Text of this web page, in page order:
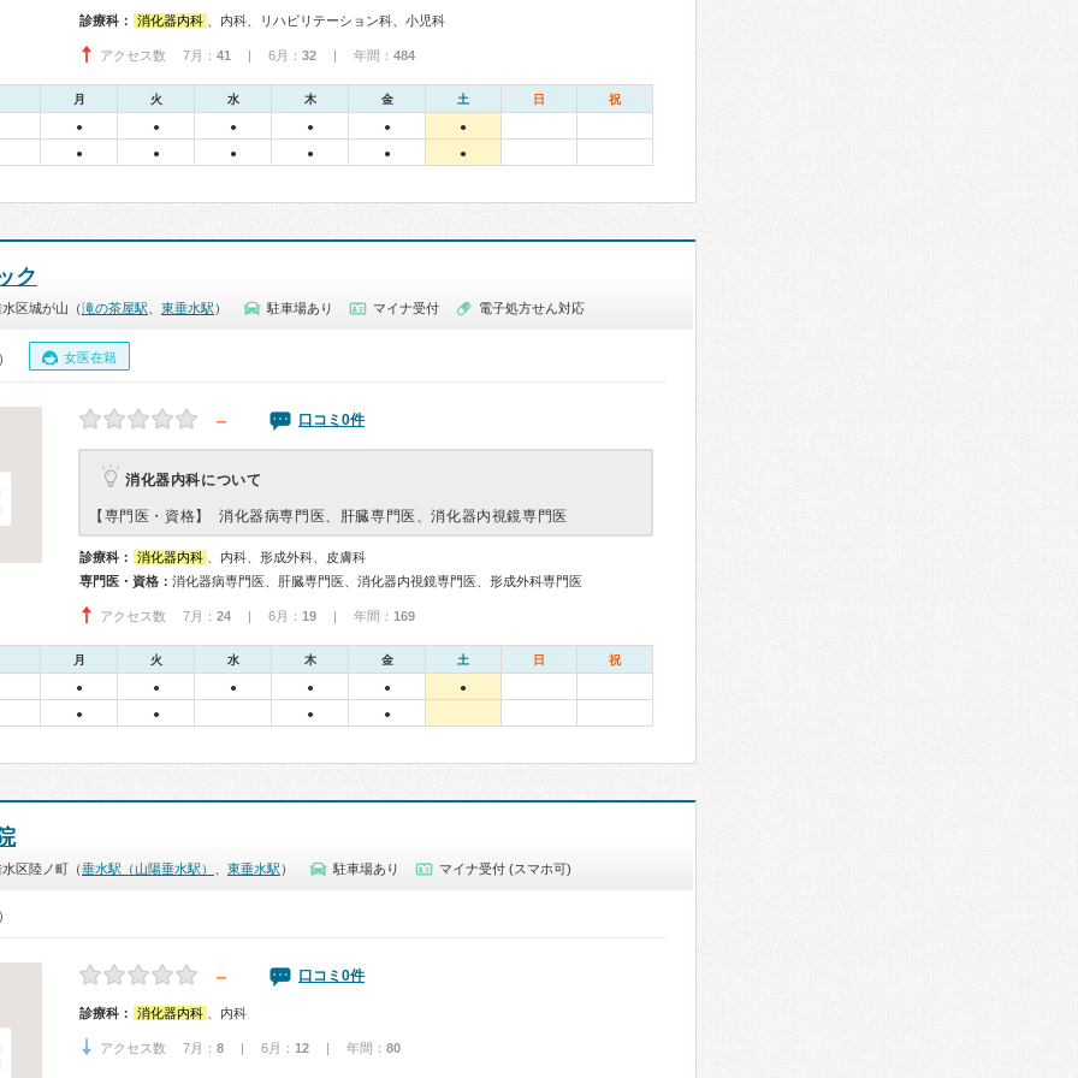
診療科： 消化器内科 、内科、リハビリテーション科、小児科
アクセス数 7月： 41 | 6月： 32 | 年間： 484
月 火 水 木 金 土 日 祝
● ● ● ● ●
●
●
● ● ● ● ●
ク
区城が山（滝の茶屋駅 東垂水駅 ） 駐車場あり マイナ受付 電子処方せん対応
女医在籍
－ 口コミ0件
消化器内科について
【専門医・資格】 消化器病専門医、肝臓専門医、消化器内視鏡専門医
診療科： 消化器内科
、内科、形成外科、皮膚科
専門医・資格： 消化器病専門医、肝臓専門医、消化器内視鏡専門医、形成外科専門医
アクセス数 7月： 24 | 6月： 19 | 年間： 169
月 火 水 木 金 土 日 祝
● ● ● ● ●
●
●
● ● ●
区陸ノ町（垂水駅（山陽垂水駅） 東垂水駅 ） 駐車場あり マイナ受付 (スマホ可)
－ 口コミ0件
診療科： 消化器内科 、内科
アクセス数 7月： 8 | 6月： 12 | 年間： 80